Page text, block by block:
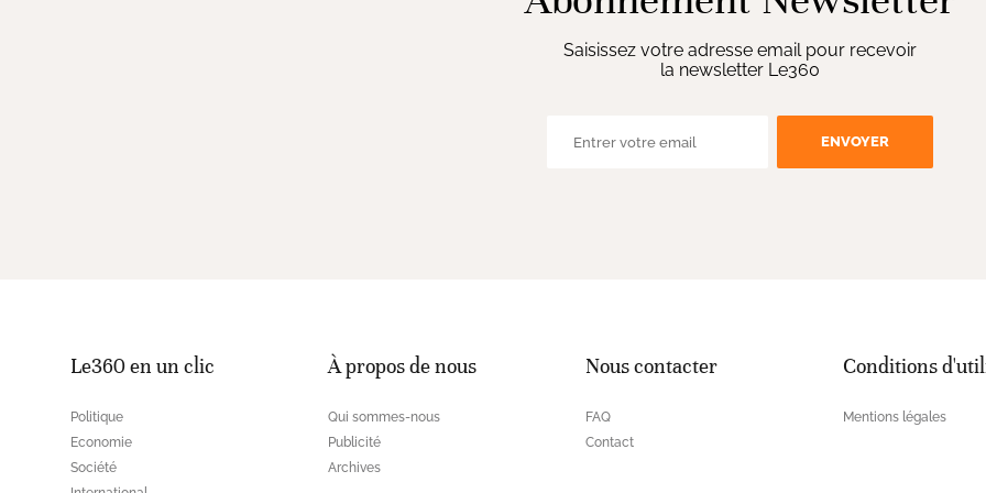
Saisissez votre adresse email pour recevoir
la newsletter Le360
ENVOYER
Le360 en un clic
Politique
Economie
Société
À propos de nous
Qui sommes-nous
Publicité
Archives
Nous contacter
FAQ
Contact
Conditions
Mentions légales